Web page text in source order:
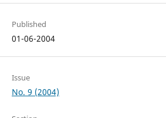
Published
01-06-2004
Issue
No. 9 (2004)